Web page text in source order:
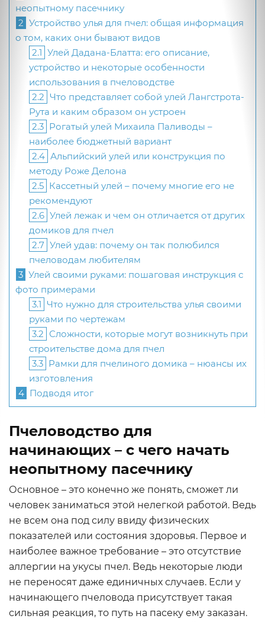
неопытному пасечнику
2 Устройство улья для пчел: общая информация
о том, каких они бывают видов
2.1 Улей Дадана-Блатта: его описание,
устройство и некоторые особенности
использования в пчеловодстве
2.2 Что представляет собой улей Лангстрота-
Рута и каким образом он устроен
2.3 Рогатый улей Михаила Паливоды –
наиболее бюджетный вариант
2.4 Альпийский улей или конструкция по
методу Роже Делона
2.5 Кассетный улей – почему многие его не
рекомендуют
2.6 Улей лежак и чем он отличается от других
домиков для пчел
2.7 Улей удав: почему он так полюбился
пчеловодам любителям
3 Улей своими руками: пошаговая инструкция с
фото примерами
3.1 Что нужно для строительства улья своими
руками по чертежам
3.2 Сложности, которые могут возникнуть при
строительстве дома для пчел
3.3 Рамки для пчелиного домика – нюансы их
изготовления
4 Подводя итог
Пчеловодство для
начинающих – с чего начать
неопытному пасечнику
Основное – это конечно же понять, сможет ли
человек заниматься этой нелегкой работой. Ведь
не всем она под силу ввиду физических
показателей или состояния здоровья. Первое и
наиболее важное требование – это отсутствие
аллергии на укусы пчел. Ведь некоторые люди
не переносят даже единичных случаев. Если у
начинающего пчеловода присутствует такая
сильная реакция, то путь на пасеку ему заказан.